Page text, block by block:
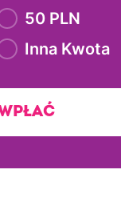
50 PLN
Inna Kwota